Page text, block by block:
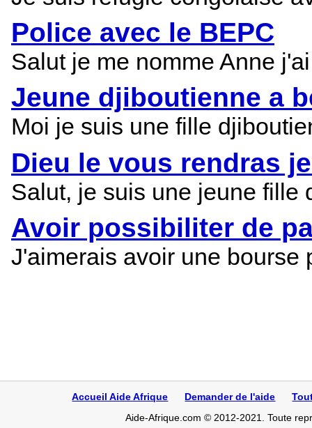
Police avec le BEPC
Salut je me nomme Anne
Jeune djiboutienne a
Moi je suis une fille
Dieu le vous rendras
Salut, je suis une jeune fille
Avoir possibiliter de
J'aimerais avoir une bourse
Accueil Aide Afrique Demander de l'aide
Aide-Afrique.com © 2012-2021. Toute